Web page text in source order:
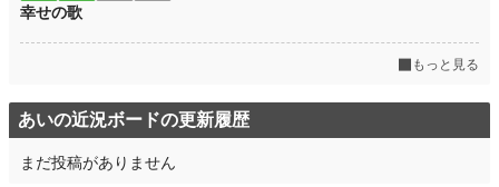
幸せの歌
もっと見る
あいの近況ボードの更新履歴
まだ投稿がありません